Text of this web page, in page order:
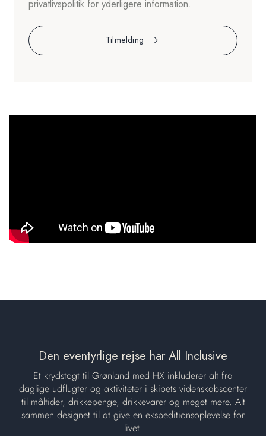
Tilmelding
privatlivspolitik for yderligere information.
Den eventyrlige rejse har All Inclusive
Et krydstogt til Grønland med HX inkluderer alt fra
daglige udflugter og aktiviteter i skibets videnskabscenter
til måltider, drikkepenge, drikkevarer og meget mere. Alt
sammen designet til at give en ekspeditionsoplevelse for
livet.